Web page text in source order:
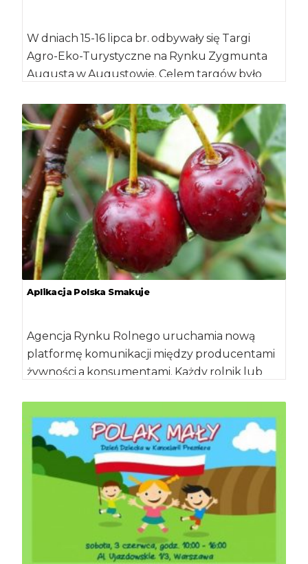
W dniach 15-16 lipca br. odbywały się Targi
Agro-Eko-Turystyczne na Rynku Zygmunta
Augusta w Augustowie. Celem targów było
Aplikacja Polska Smakuje
Agencja Rynku Rolnego uruchamia nową
platformę komunikacji między producentami
żywności a konsumentami. Każdy rolnik lub